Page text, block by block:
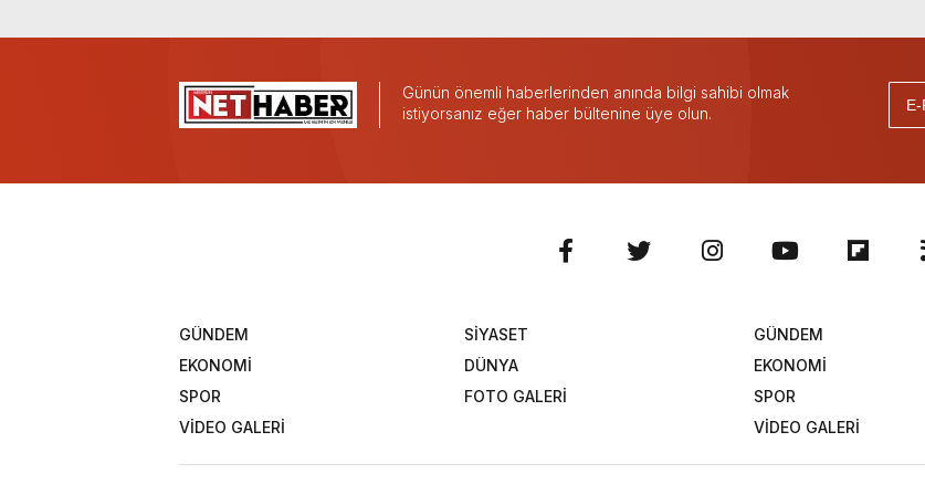
Günün önemli haberlerinden anında bilgi sahibi olmak
istiyorsanız eğer haber bültenine üye olun.
GÜNDEM
SİYASET
EKONOMİ
DÜNYA
SPOR
FOTO GALERİ
VİDEO GALERİ
GÜNDEM
EKONOMİ
SPOR
VİDEO GALERİ